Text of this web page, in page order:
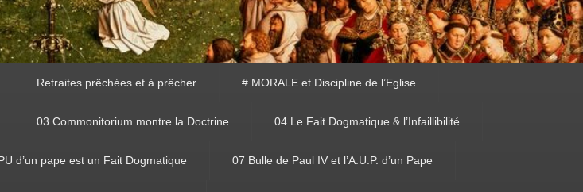
Retraites prêchées et à prêcher # MORALE et Discipline de l’Eglise
03 Commonitorium montre la Doctrine 04 Le Fait Dogmatique & l’Infaillibilité
d’un pape est un Fait Dogmatique 07 Bulle de Paul IV et l’A.U.P. d’un Pape